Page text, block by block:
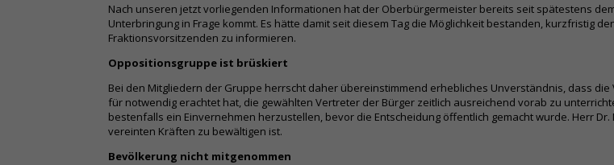
Nach unseren jetzt vorliegenden Informationen hat der Oberbürgermeister bereits seit spätestens
Unterbringung in Frage kommt. Es hätte damit seit diesem Tag die Möglichkeit bestanden, kurzfristig
Fraktionsvorsitzenden zu informieren.
Oppositionsgruppe ist brüskiert
Bei den Mitgliedern der Gruppe herrscht daher übereinstimmend erhebliches Unverständnis, dass
für notwendig erachtet hat, die gewählten Vertreter der Bürger zeitlich ausreichend vorab zu
bestenfalls ein Einvernehmen herzustellen, bevor die Entscheidung öffentlich gemacht wurde. Herr
vereinten Kräften zu bewältigen ist.
Bevölkerung nicht mitgenommen